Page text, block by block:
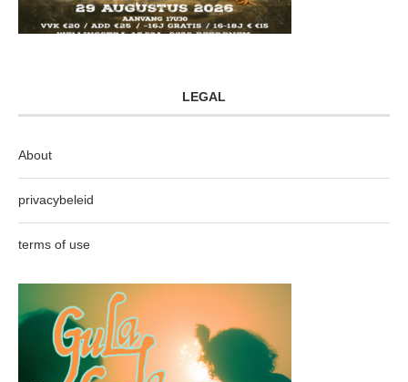
LEGAL
About
privacybeleid
terms of use